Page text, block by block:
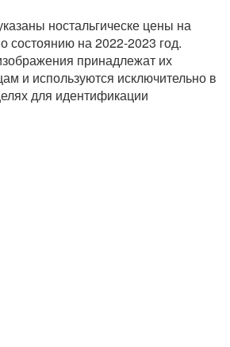
ностальгическе цены на
состоянию на 2022-2023 год.
принадлежат их
и используются исключительно в
для идентификации